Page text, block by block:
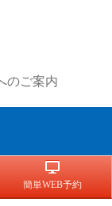
のご案内
簡単WEB予約